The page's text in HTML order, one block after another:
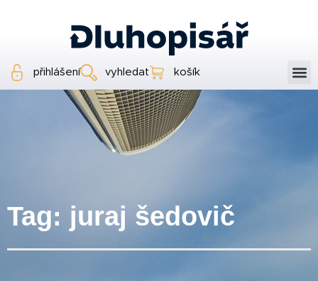
přihlášení vyhledat košík
Tag: juraj šedovič